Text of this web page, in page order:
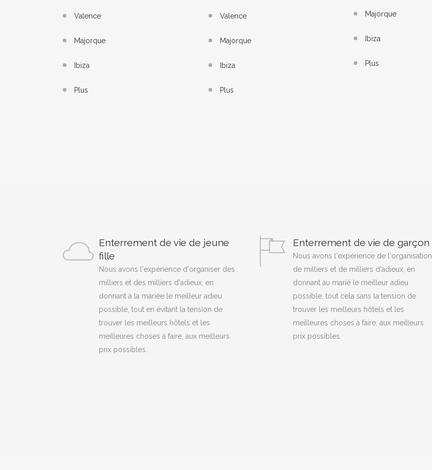
Valence
Majorque
Ibiza
Plus
Valence
Majorque
Ibiza
Plus
Majorque
Ibiza
Plus
Enterrement de vie de jeune
fille
Nous avons l'expérience d'organiser des
milliers et des milliers d'adieux, en
donnant à la mariée le meilleur adieu
possible, tout en évitant la tension de
trouver les meilleurs hôtels et les
meilleures choses à faire, aux meilleurs
prix possibles.
Enterrement de vie de garçon
Nous avons l'expérience de l'organisation
de milliers et de milliers d'adieux, en
donnant au marié le meilleur adieu
possible, tout cela sans la tension de
trouver les meilleurs hôtels et les
meilleures choses à faire, aux meilleurs
prix possibles.